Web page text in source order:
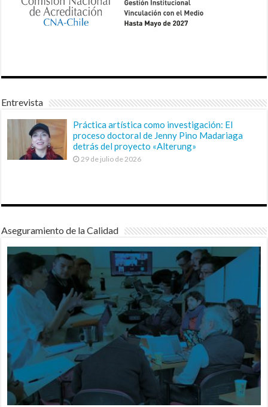
Entrevista
Práctica artística como investigación: El
proceso doctoral de Jenny Pino Madariaga
detrás del proyecto «Alterung»
29 de julio de 2026
Aseguramiento de la Calidad